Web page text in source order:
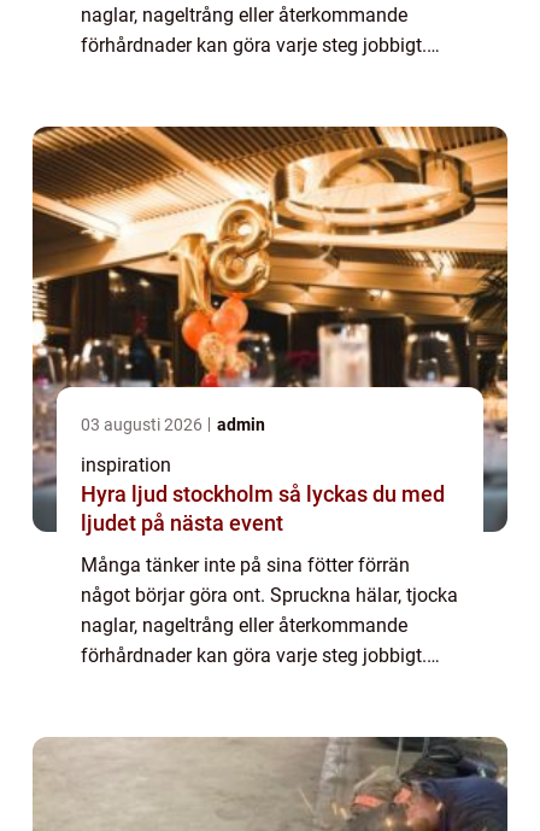
naglar, nageltrång eller återkommande
förhårdnader kan göra varje steg jobbigt.
03 augusti 2026 admin
inspiration
Hyra ljud stockholm så lyckas du med
ljudet på nästa event
Många tänker inte på sina fötter förrän
något börjar göra ont. Spruckna hälar, tjocka
naglar, nageltrång eller återkommande
förhårdnader kan göra varje steg jobbigt.